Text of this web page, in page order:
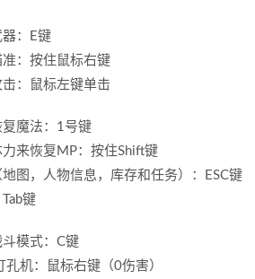
：E键
：按住鼠标右键
：鼠标左键单击
复魔法：1号键
来恢复MP：按住Shift键
地图，人物信息，库存和任务）：ESC键
键
模式：C键
孔机：鼠标右键（0伤害）